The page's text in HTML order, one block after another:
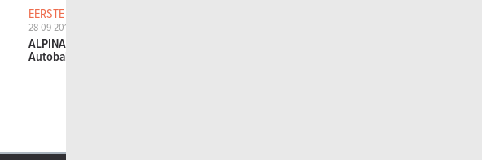
EERSTE TESTS
28-09-2016
ALPINA B7 Biturbo : Koning van de
Autobahn